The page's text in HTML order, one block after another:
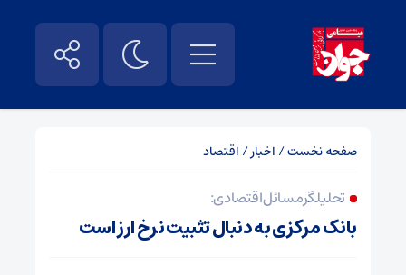
صفحه نخست/ اخبار/ اقتصاد
تحلیلگر مسائل اقتصادی:
بانک مرکزی به دنبال تثبیت نرخ ارز است